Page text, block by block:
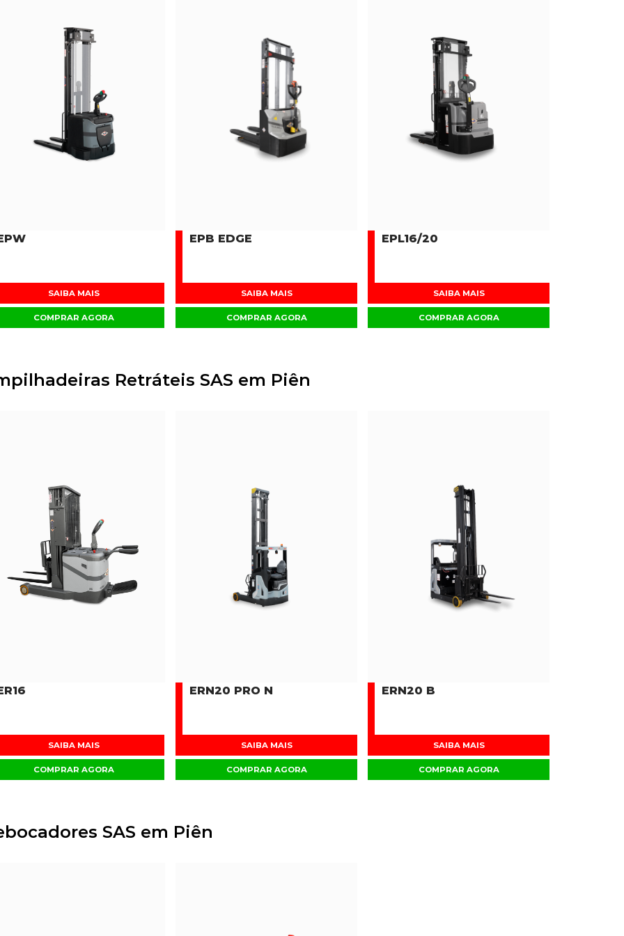
SAIBA MAIS
COMPRAR AGORA
EPB EDGE
SAIBA MAIS
COMPRAR AGORA
EPL16/20
SAIBA MAIS
COMPRAR AGORA
Retráteis SAS em Piên
SAIBA MAIS
COMPRAR AGORA
ERN20 PRO N
SAIBA MAIS
COMPRAR AGORA
ERN20 B
SAIBA MAIS
COMPRAR AGORA
SAS em Piên